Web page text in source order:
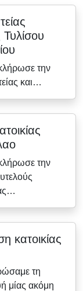
Τυλίσου
την
και…
την
κατοικίας
τη
μίας ακόμη